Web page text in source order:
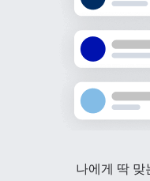
나에게 딱 맞